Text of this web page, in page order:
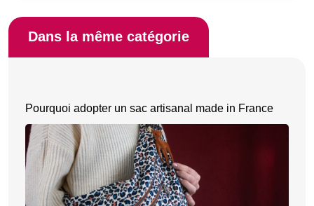
Dans la même catégorie
Pourquoi adopter un sac artisanal made in France